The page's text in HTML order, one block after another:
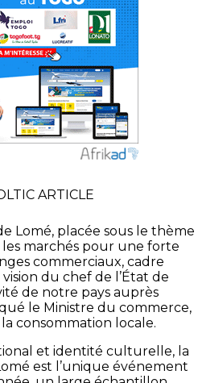
Lomé, placée sous le thème
marchés pour une forte
commerciaux, cadre
du chef de l’État de
de notre pays auprès
le Ministre du commerce,
consommation locale.
et identité culturelle, la
est l’unique événement